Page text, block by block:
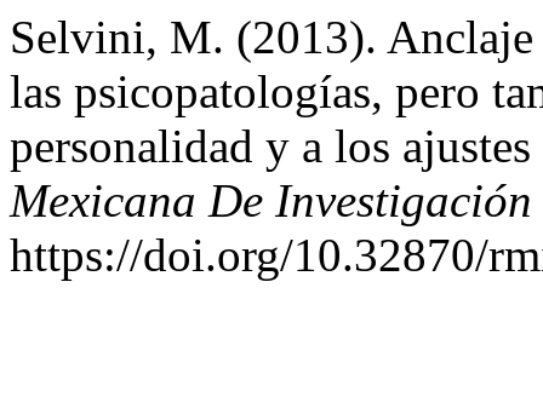
Selvini, M. (2013). Anclaje
las psicopatologías, pero
personalidad y a los
Mexicana De
https://doi.org/10.32870/